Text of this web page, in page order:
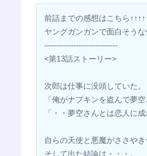
前話までの感想はこちら
ヤングガンガンで面白そう
------------------------------
<第13話ストーリー>
次郎は仕事に没頭していた。
「俺がナプキンを盗んで夢
「・・夢空さんとは恋人に
自らの天使と悪魔がささやき
そして出た結論は・・・。